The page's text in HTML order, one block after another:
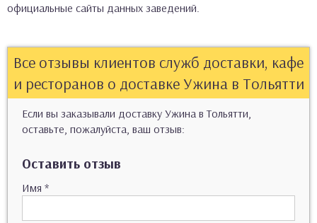
официальные сайты данных заведений.
Все отзывы клиентов служб доставки, кафе
и ресторанов о доставке Ужина в Тольятти
Если вы заказывали доставку Ужина в Тольятти,
оставьте, пожалуйста, ваш отзыв:
Оставить отзыв
Имя *